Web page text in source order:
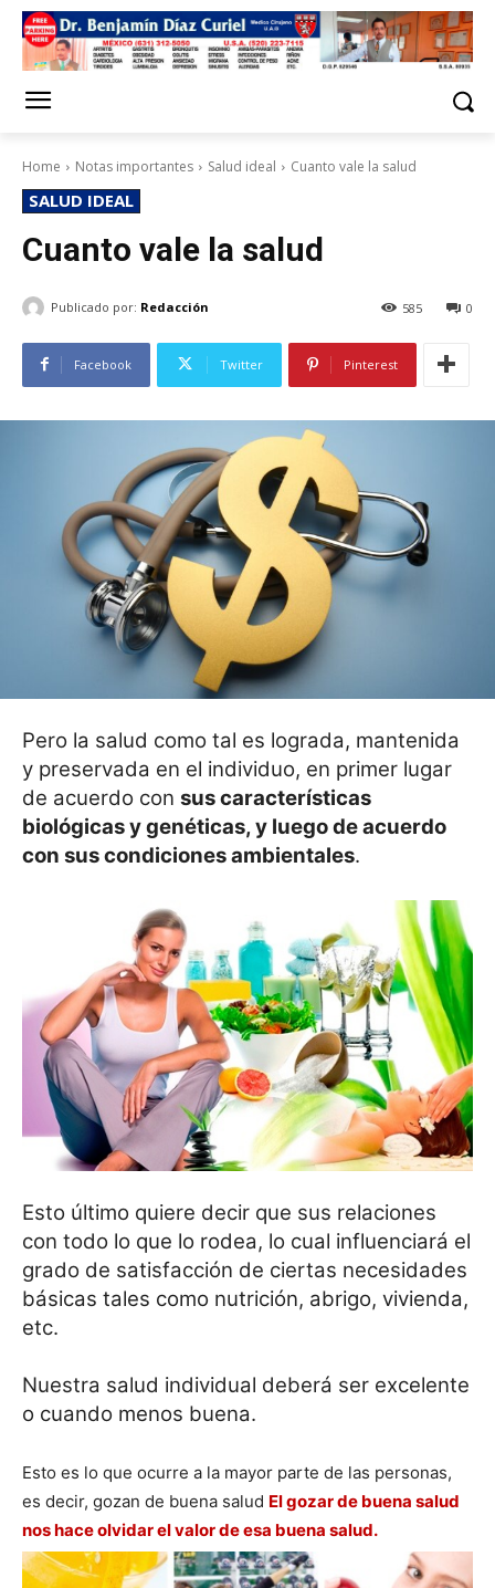
Home Notas importantes Salud ideal Cuanto vale la salud
SALUD IDEAL
Cuanto vale la salud
Publicado por: Redacción 0
585
Facebook Twitter Pinterest
Pero la salud como tal es lograda, mantenida
y preservada en el individuo, en primer lugar
de acuerdo con sus características
biológicas y genéticas, y luego de acuerdo
con sus condiciones ambientales.
Esto último quiere decir que sus relaciones
con todo lo que lo rodea, lo cual influenciará el
grado de satisfacción de ciertas necesidades
básicas tales como nutrición, abrigo, vivienda,
etc.
Nuestra salud individual deberá ser excelente
o cuando menos buena.
Esto es lo que ocurre a la mayor parte de las personas,
es decir, gozan de buena salud El gozar de buena salud
nos hace olvidar el valor de esa buena salud.